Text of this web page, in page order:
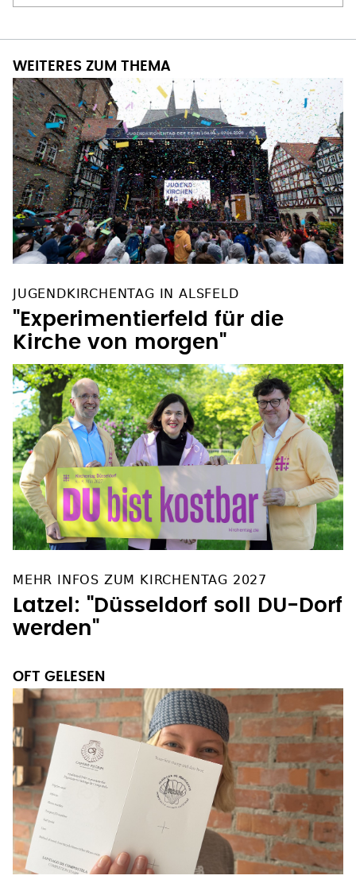
WEITERES ZUM THEMA
JUGENDKIRCHENTAG IN ALSFELD
"Experimentierfeld für die
Kirche von morgen"
MEHR INFOS ZUM KIRCHENTAG 2027
Latzel: "Düsseldorf soll DU-Dorf
werden"
OFT GELESEN